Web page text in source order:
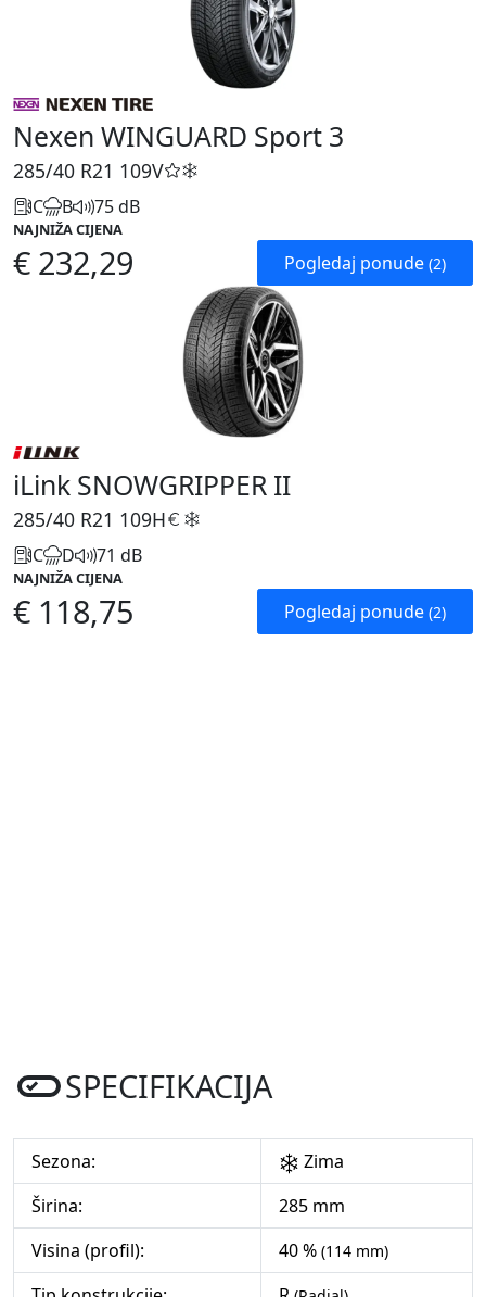
Nexen WINGUARD Sport 3
285/40 R21 109V
C B 75 dB
NAJNIŽA CIJENA
€ 232,29 Pogledaj ponude (2)
iLink SNOWGRIPPER II
285/40 R21 109H
C D 71 dB
NAJNIŽA CIJENA
€ 118,75 Pogledaj ponude (2)
SPECIFIKACIJA
Sezona:
Zima
Širina:
285 mm
Visina (profil):
40 % (114 mm)